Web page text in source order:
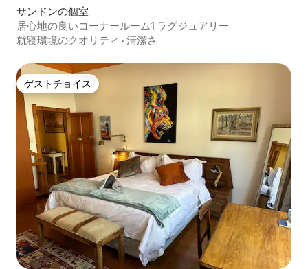
サンドンの個室
居心地の良いコーナールーム1 ラグジュアリー
就寝環境のクオリティ · 清潔さ
ゲストチョイス
ゲストチョイス